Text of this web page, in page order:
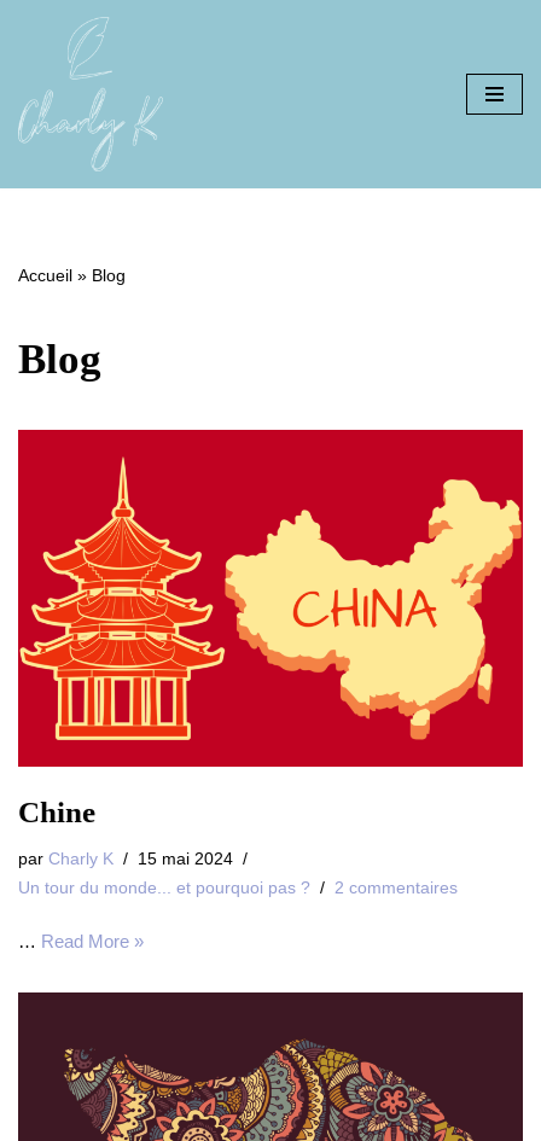
contenu
Accueil » Blog
Blog
Chine
par Charly K
15 mai 2024
Un tour du monde... et pourquoi pas ?
2 commentaires
… Read More »